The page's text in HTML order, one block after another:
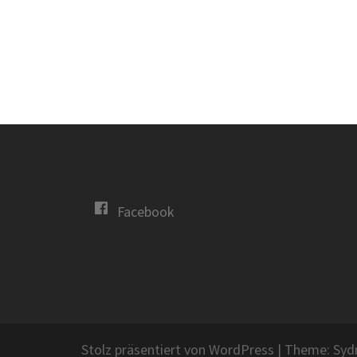
Facebook
Stolz präsentiert von WordPress | Theme: